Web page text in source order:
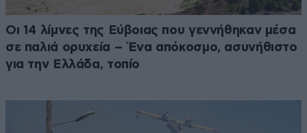
Οι 14 λίμνες της Εύβοιας που γεννήθηκαν μέσα
σε παλιά ορυχεία – Ένα απόκοσμο, ασυνήθιστο
για την Ελλάδα, τοπίο